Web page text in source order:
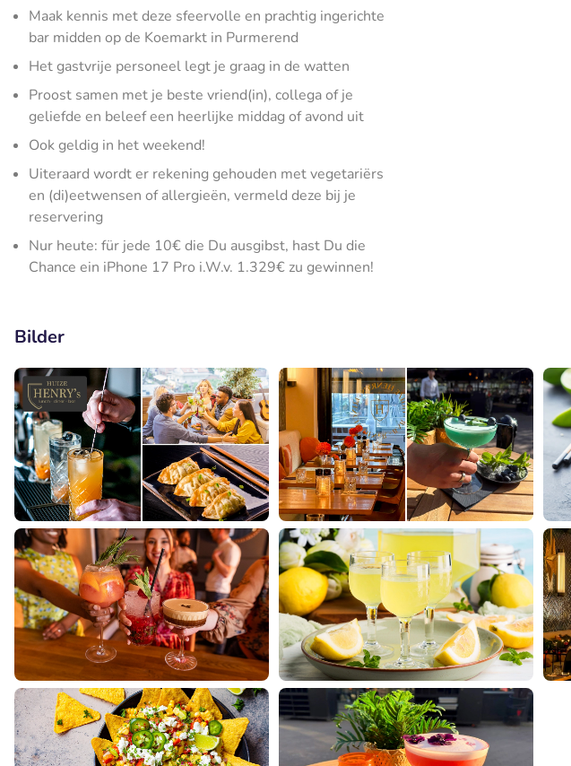
Maak kennis met deze sfeervolle en prachtig ingerichte
bar midden op de Koemarkt in Purmerend
Het gastvrije personeel legt je graag in de watten
Proost samen met je beste vriend(in), collega of je
geliefde en beleef een heerlijke middag of avond uit
Ook geldig in het weekend!
Uiteraard wordt er rekening gehouden met vegetariërs
en (di)eetwensen of allergieën, vermeld deze bij je
reservering
Nur heute: für jede 10€ die Du ausgibst, hast Du die
Chance ein iPhone 17 Pro i.W.v. 1.329€ zu gewinnen!
Bilder